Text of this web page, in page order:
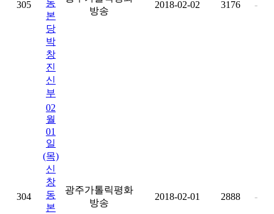
305
동
본
당
박
창
진
신
부
방송
2018-02-02 3176 -
304
02
월
01
일
(목)
신
창
동
본
광주가톨릭평화
방송
2018-02-01 2888 -